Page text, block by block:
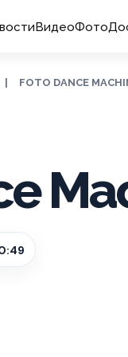
ВидеоФото
FOTO DANCE